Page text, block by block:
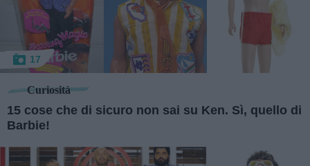
17
Curiosità
15 cose che di sicuro non sai su Ken. Sì, quello di
Barbie!